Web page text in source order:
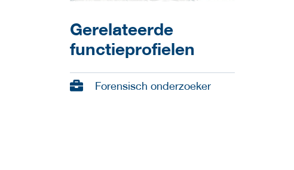
Gerelateerde
functieprofielen
Forensisch onderzoeker